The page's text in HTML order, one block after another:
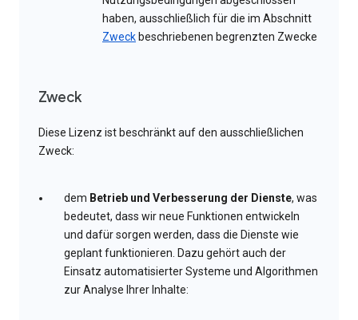
haben, ausschließlich für die im Abschnitt
Zweck beschriebenen begrenzten Zwecke
Zweck
Diese Lizenz ist beschränkt auf den ausschließlichen
Zweck:
dem Betrieb und Verbesserung der Dienste, was
bedeutet, dass wir neue Funktionen entwickeln
und dafür sorgen werden, dass die Dienste wie
geplant funktionieren. Dazu gehört auch der
Einsatz automatisierter Systeme und Algorithmen
zur Analyse Ihrer Inhalte: